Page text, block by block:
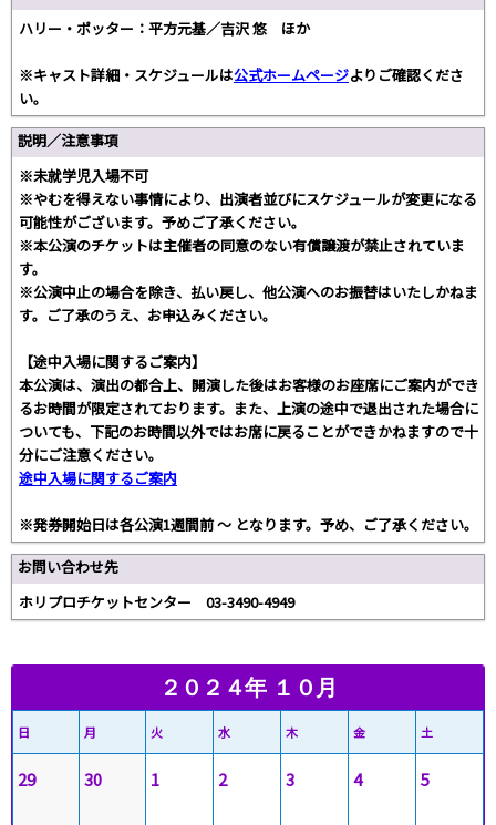
ハリー・ポッター：平方元基／吉沢 悠 ほか
※キャスト詳細・スケジュールは公式ホームページよりご確認くださ
い。
説明／注意事項
※未就学児入場不可
※やむを得えない事情により、出演者並びにスケジュールが変更になる
可能性がございます。予めご了承ください。
※本公演のチケットは主催者の同意のない有償譲渡が禁止されていま
す。
※公演中止の場合を除き、払い戻し、他公演へのお振替はいたしかねま
す。ご了承のうえ、お申込みください。
【途中入場に関するご案内】
本公演は、演出の都合上、開演した後はお客様のお座席にご案内ができ
るお時間が限定されております。また、上演の途中で退出された場合に
ついても、下記のお時間以外ではお席に戻ることができかねますので十
分にご注意ください。
途中入場に関するご案内
※発券開始日は各公演1週間前 〜 となります。予め、ご了承ください。
お問い合わせ先
ホリプロチケットセンター 03-3490-4949
２０２４年 １０月
日 月 火 水 木 金 土
29 30 1 2 3 4 5